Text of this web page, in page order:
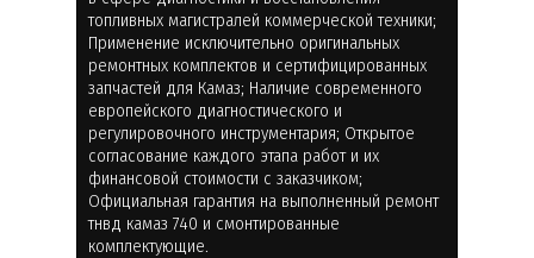
топливных магистралей коммерческой техники;
Применение исключительно оригинальных
ремонтных комплектов и сертифицированных
запчастей для Камаз; Наличие современного
европейского диагностического и
регулировочного инструментария; Открытое
согласование каждого этапа работ и их
финансовой стоимости с заказчиком;
Официальная гарантия на выполненный ремонт
тнвд камаз 740 и смонтированные
комплектующие.